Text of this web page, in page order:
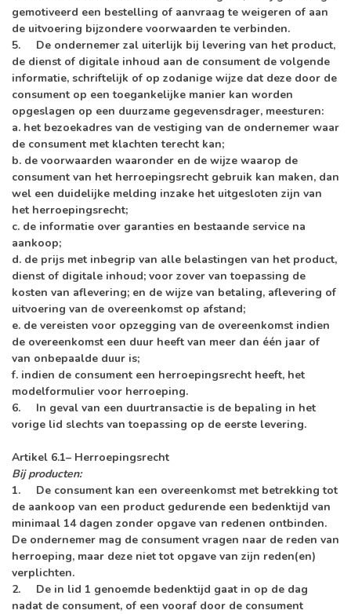
gemotiveerd een bestelling of aanvraag te weigeren of aan
de uitvoering bijzondere voorwaarden te verbinden.
5. De ondernemer zal uiterlijk bij levering van het product,
de dienst of digitale inhoud aan de consument de volgende
informatie, schriftelijk of op zodanige wijze dat deze door de
consument op een toegankelijke manier kan worden
opgeslagen op een duurzame gegevensdrager, meesturen:
a. het bezoekadres van de vestiging van de ondernemer waar
de consument met klachten terecht kan;
b. de voorwaarden waaronder en de wijze waarop de
consument van het herroepingsrecht gebruik kan maken, dan
wel een duidelijke melding inzake het uitgesloten zijn van
het herroepingsrecht;
c. de informatie over garanties en bestaande service na
aankoop;
d. de prijs met inbegrip van alle belastingen van het product,
dienst of digitale inhoud; voor zover van toepassing de
kosten van aflevering; en de wijze van betaling, aflevering of
uitvoering van de overeenkomst op afstand;
e. de vereisten voor opzegging van de overeenkomst indien
de overeenkomst een duur heeft van meer dan één jaar of
van onbepaalde duur is;
f. indien de consument een herroepingsrecht heeft, het
modelformulier voor herroeping.
6. In geval van een duurtransactie is de bepaling in het
vorige lid slechts van toepassing op de eerste levering.
Artikel 6.1– Herroepingsrecht
Bij producten:
1. De consument kan een overeenkomst met betrekking tot
de aankoop van een product gedurende een bedenktijd van
minimaal 14 dagen zonder opgave van redenen ontbinden.
De ondernemer mag de consument vragen naar de reden van
herroeping, maar deze niet tot opgave van zijn reden(en)
verplichten.
2. De in lid 1 genoemde bedenktijd gaat in op de dag
nadat de consument, of een vooraf door de consument